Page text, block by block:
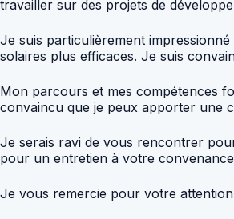
travailler sur des projets de
Je suis particulièrement
solaires plus efficaces. Je suis
Mon parcours et mes compétences
convaincu que je peux apporter une
Je serais ravi de vous rencontrer
pour un entretien à votre
Je vous remercie pour votre